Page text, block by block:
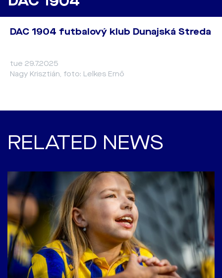
DAC 1904 futbalový klub Dunajská Streda
tue 29.7.2025
Nagy Krisztián, foto: Lelkes Ernő
RELATED NEWS